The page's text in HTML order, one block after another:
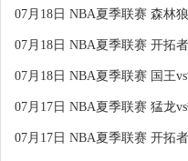
07月18日 NBA夏季联赛 森林
07月18日 NBA夏季联赛 开拓
07月18日 NBA夏季联赛 国王
07月17日 NBA夏季联赛 猛龙
07月17日 NBA夏季联赛 开拓